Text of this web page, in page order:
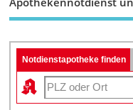
Notdienstapotheke finden